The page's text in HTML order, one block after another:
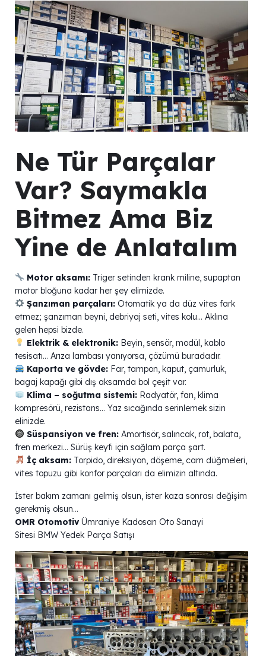
Ne Tür Parçalar
Var? Saymakla
Bitmez Ama Biz
Yine de Anlatalım
Motor aksamı:Triger setinden krank miline, supaptan
motor bloğuna kadar her şey elimizde.
Şanzıman parçaları:Otomatik ya da düz vites fark
etmez; şanzıman beyni, debriyaj seti, vites kolu… Aklına
gelen hepsi bizde.
Elektrik & elektronik:Beyin, sensör, modül, kablo
tesisatı… Arıza lambası yanıyorsa, çözümü buradadır.
Kaporta ve gövde:Far, tampon, kaput, çamurluk,
bagaj kapağı gibi dış aksamda bol çeşit var.
Klima – soğutma sistemi:Radyatör, fan, klima
kompresörü, rezistans… Yaz sıcağında serinlemek sizin
elinizde.
Süspansiyon ve fren:Amortisör, salıncak, rot, balata,
fren merkezi… Sürüş keyfi için sağlam parça şart.
İç aksam:Torpido, direksiyon, döşeme, cam düğmeleri,
vites topuzu gibi konfor parçaları da elimizin altında.
İster bakım zamanı gelmiş olsun, ister kaza sonrası değişim
gerekmiş olsun…
OMR OtomotivÜmraniye Kadosan Oto Sanayi
Sitesi BMW Yedek Parça Satışı